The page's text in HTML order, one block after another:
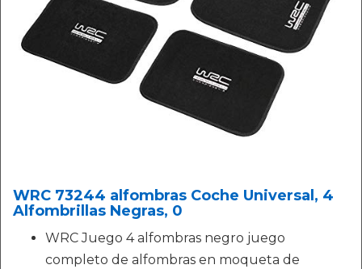
WRC 73244 alfombras Coche Universal, 4
Alfombrillas Negras, 0
WRC Juego 4 alfombras negro juego
completo de alfombras en moqueta de